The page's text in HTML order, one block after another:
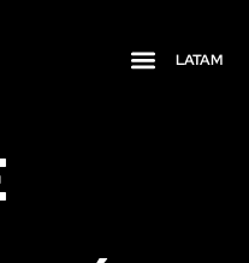
LATAM